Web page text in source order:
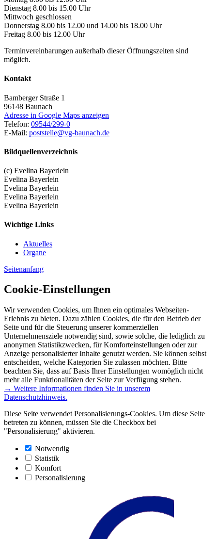
Dienstag 8.00 bis 15.00 Uhr
Mittwoch geschlossen
Donnerstag 8.00 bis 12.00 und 14.00 bis 18.00 Uhr
Freitag 8.00 bis 12.00 Uhr
Terminvereinbarungen außerhalb dieser Öffnungszeiten sind
möglich.
Kontakt
Bamberger Straße 1
96148 Baunach
Adresse in Google Maps anzeigen
Telefon: 09544/299-0
E-Mail: poststelle@vg-baunach.de
Bildquellenverzeichnis
(c) Evelina Bayerlein
Evelina Bayerlein
Evelina Bayerlein
Evelina Bayerlein
Evelina Bayerlein
Wichtige Links
Aktuelles
Organe
Seitenanfang
Cookie-Einstellungen
Wir verwenden Cookies, um Ihnen ein optimales Webseiten-
Erlebnis zu bieten. Dazu zählen Cookies, die für den Betrieb der
Seite und für die Steuerung unserer kommerziellen
Unternehmensziele notwendig sind, sowie solche, die lediglich zu
anonymen Statistikzwecken, für Komforteinstellungen oder zur
Anzeige personalisierter Inhalte genutzt werden. Sie können selbst
entscheiden, welche Kategorien Sie zulassen möchten. Bitte
beachten Sie, dass auf Basis Ihrer Einstellungen womöglich nicht
mehr alle Funktionalitäten der Seite zur Verfügung stehen.
→ Weitere Informationen finden Sie in unserem
Datenschutzhinweis.
Diese Seite verwendet Personalisierungs-Cookies. Um diese Seite
betreten zu können, müssen Sie die Checkbox bei
"Personalisierung" aktivieren.
Notwendig
Statistik
Komfort
Personalisierung